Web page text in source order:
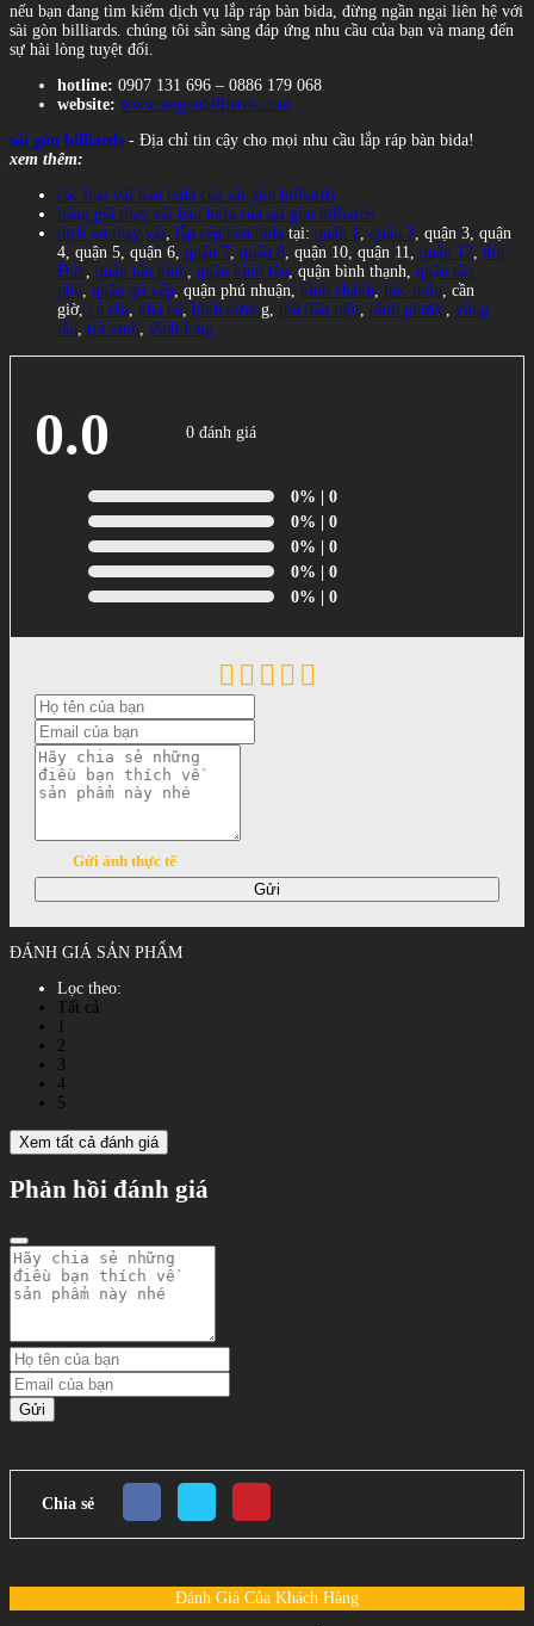
nếu bạn đang tìm kiếm dịch vụ lắp ráp bàn bida, đừng ngần ngại liên hệ với
sài gòn billiards. chúng tôi sẵn sàng đáp ứng nhu cầu của bạn và mang đến
sự hài lòng tuyệt đối.
hotline: 0907 131 696 – 0886 179 068
website: www.saigonbilliards.com
sài gòn billiards - Địa chỉ tin cậy cho mọi nhu cầu lắp ráp bàn bida!
xem thêm:
các loại vải bàn bida của sài gòn billiards
bảng giá thay vải bàn bida của sài gòn billiards
dịch vụ thay vải lắp ráp bàn bida tại: quận 1 quận 2 , quận 3, quận
4, quận 5, quận 6, quận 7 quận 8 , quận 10, quận 11, quận 12 thủ
Đức quận tân bình quận bình tân , quận bình thạnh, quận tân
phú quận gò vấp , quận phú nhuận, bình chánh hóc môn , cần
giờ, củ chi nhà bè bình dương, thủ dầu một bình phước vũng
tàu trà vinh vĩnh long
0.0 0 đánh giá
0% | 0
0% | 0
0% | 0
0% | 0
0% | 0
Gửi ảnh thực tế
Gửi
ĐÁNH GIÁ SẢN PHẨM
Lọc theo:
Tất cả
1
2
3
4
5
Xem tất cả đánh giá
Phản hồi đánh giá
Gửi
Chia sẻ
Đánh Giá Của Khách Hàng